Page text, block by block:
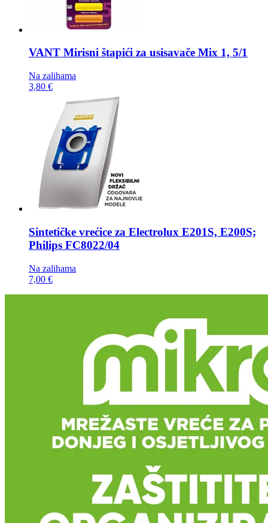
VANT Mirisni štapići za usisavače Mix 1, 5/1
Na zalihama
3,80 €
Sintetičke vrećice za Electrolux E201S, E200S;
Philips FC8022/04
Na zalihama
7,00 €